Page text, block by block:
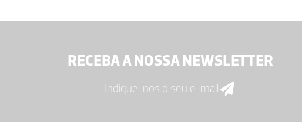
RECEBA A NOSSA NEWSLETTER